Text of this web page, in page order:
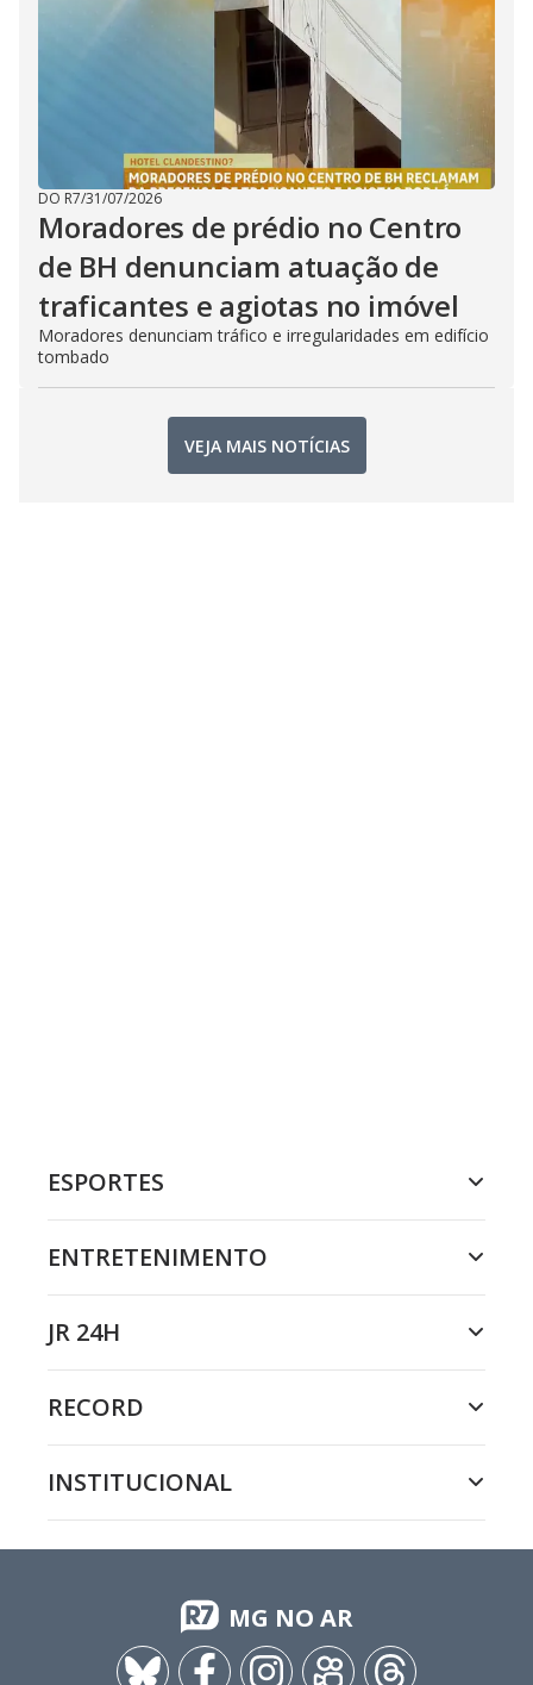
DO R7/31/07/2026
Moradores de prédio no Centro
de BH denunciam atuação de
traficantes e agiotas no imóvel
Moradores denunciam tráfico e irregularidades em edifício
tombado
VEJA MAIS NOTÍCIAS
ESPORTES
ENTRETENIMENTO
JR 24H
RECORD
INSTITUCIONAL
MG NO AR